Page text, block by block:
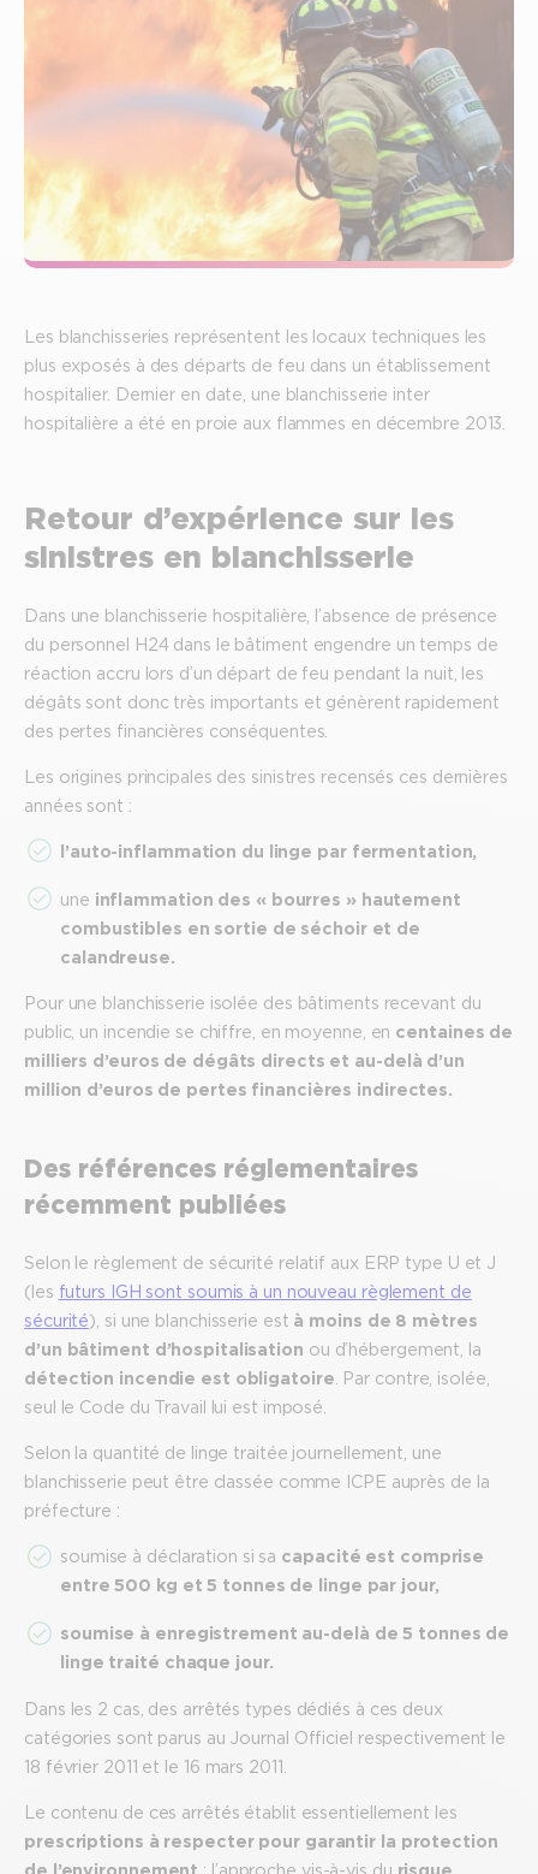
Les blanchisseries représentent les locaux techniques les
plus exposés à des départs de feu dans un établissement
hospitalier. Dernier en date, une blanchisserie inter
hospitalière a été en proie aux flammes en décembre 2013.
Retour d’expérience sur les
sinistres en blanchisserie
Dans une blanchisserie hospitalière, l’absence de présence
du personnel H24 dans le bâtiment engendre un temps de
réaction accru lors d’un départ de feu pendant la nuit, les
dégâts sont donc très importants et génèrent rapidement
des pertes financières conséquentes.
Les origines principales des sinistres recensés ces dernières
années sont :
l’auto-inflammation du linge par fermentation,
une inflammation des « bourres » hautement
combustibles en sortie de séchoir et de
calandreuse.
Pour une blanchisserie isolée des bâtiments recevant du
public, un incendie se chiffre, en moyenne, en centaines de
milliers d’euros de dégâts directs et au-delà d’un
million d’euros de pertes financières indirectes.
Des références réglementaires
récemment publiées
Selon le règlement de sécurité relatif aux ERP type U et J
(les futurs IGH sont soumis à un nouveau règlement de
sécurité), si une blanchisserie est à moins de 8 mètres
d’un bâtiment d’hospitalisation ou d’hébergement, la
détection incendie est obligatoire . Par contre, isolée,
seul le Code du Travail lui est imposé.
Selon la quantité de linge traitée journellement, une
blanchisserie peut être classée comme ICPE auprès de la
préfecture :
soumise à déclaration si sa capacité est comprise
entre 500 kg et 5 tonnes de linge par jour,
soumise à enregistrement au-delà de 5 tonnes de
linge traité chaque jour.
Dans les 2 cas, des arrêtés types dédiés à ces deux
catégories sont parus au Journal Officiel respectivement le
18 février 2011 et le 16 mars 2011.
Le contenu de ces arrêtés établit essentiellement les
prescriptions à respecter pour garantir la protection
de l’environnement ; l’approche vis-à-vis du risque